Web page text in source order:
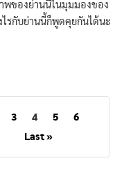
พของย่านนี้ในมุมมองของ
ไรกับย่านนี้ก็พูดคุยกันได้นะ
3 4 5
6
Last »